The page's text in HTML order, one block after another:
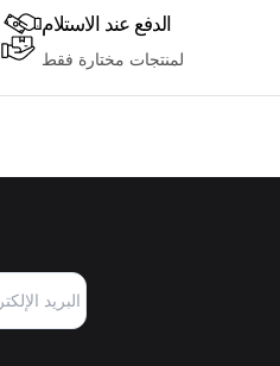
الدفع عند الاستلام
لمنتجات مختارة فقط